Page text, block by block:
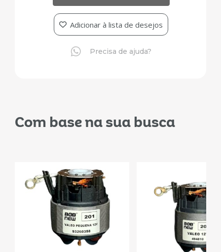
Adicionar à lista de desejos
Precisa de ajuda?
Com base na sua busca